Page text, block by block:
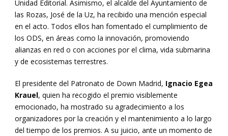
Unidad Editorial. Asimismo, el alcalde del Ayuntamiento de
las Rozas, José de la Uz, ha recibido una mención especial
en el acto. Todos ellos han fomentado el cumplimiento de
los ODS, en áreas como la innovación, promoviendo
alianzas en red o con acciones por el clima, vida submarina
y de ecosistemas terrestres.
El presidente del Patronato de Down Madrid, Ignacio Egea
Krauel, quien ha recogido el premio visiblemente
emocionado, ha mostrado su agradecimiento a los
organizadores por la creación y el mantenimiento a lo largo
del tiempo de los premios. A su juicio, ante un momento de